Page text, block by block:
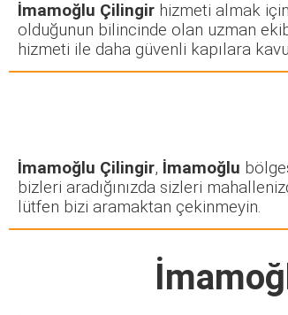
İmamoğlu Çilingir hizmeti almak
olduğunun bilincinde olan uzman
hizmeti ile daha güvenli kapılara
İmamoğlu Çilingir, İmamoğlu
bizleri aradığınızda sizleri
lütfen bizi aramaktan çekinmeyin.